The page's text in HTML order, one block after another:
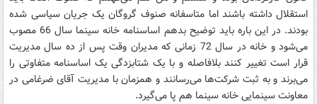
استقلال داشته باشند اما متاسفانه صنوف گروگان یک جریان سیاسی شده
بودند. در این باره باید توضیح بدهم اساسنامه خانه سینما سال 66 مصوب
می‌شود و خانه در سال 72 زمانی که مدیران وقت پس از ده سال مدیریت
قرار است تغییر کنند بلافاصله و با یک شتابزدگی یک اساسنامه متفاوتی را
می‌برند و به ثبت شرکت‌ها می‌رسانند و همزمان با مدیریت آقای ضرغامی در
معاونت سینمایی خانه سینما هم پا می‌گیرد.